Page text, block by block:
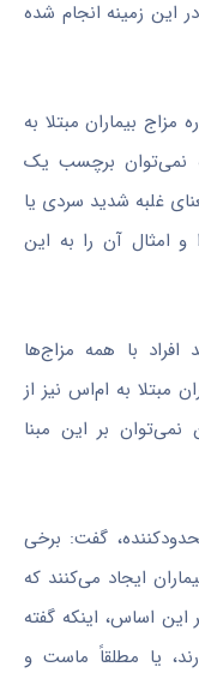
این زمینه انجام شده
بیماران مبتلا به
نمی‌توان برچسب یک
غلبه شدید سردی یا
و امثال آن را به این
با همه مزاج‌ها
مبتلا به ام‌اس نیز از
نمی‌توان بر این مبنا
گفت: برخی
ایجاد می‌کنند که
این اساس، اینکه گفته
یا مطلقاً ماست و